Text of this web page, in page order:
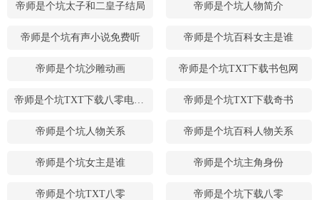
帝师是个坑太子和二皇子结局 帝师是个坑人物简介
帝师是个坑有声小说免费听 帝师是个坑百科女主是谁
帝师是个坑沙雕动画 帝师是个坑TXT下载书包网
帝师是个坑TXT下载八零电子书 帝师是个坑TXT下载奇书
帝师是个坑人物关系 帝师是个坑百科人物关系
帝师是个坑女主是谁 帝师是个坑主角身份
帝师是个坑TXT八零 帝师是个坑下载八零